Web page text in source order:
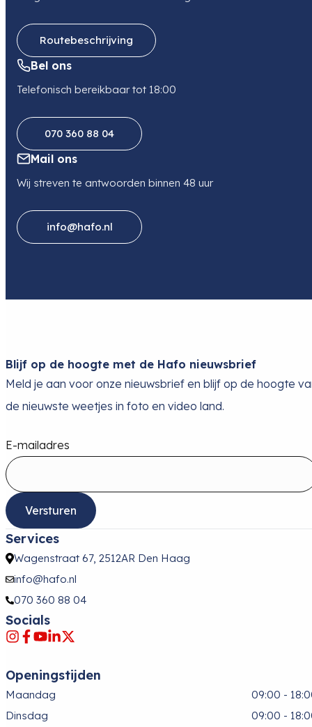
Routebeschrijving
Bel ons
Telefonisch bereikbaar tot 18:00
070 360 88 04
Mail ons
Wij streven te antwoorden binnen 48 uur
info@hafo.nl
Blijf op de hoogte met de Hafo nieuwsbrief
Meld je aan voor onze nieuwsbrief en blijf op de hoogte
de nieuwste weetjes in foto en video land.
E-mailadres
Versturen
Services
Wagenstraat 67, 2512AR Den Haag
info@hafo.nl
070 360 88 04
Socials
Openingstijden
Maandag
09:00 -
Dinsdag
09:00 -